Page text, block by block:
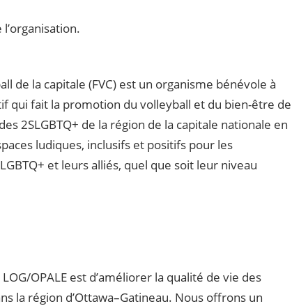
de la capitale (FVC) est un organisme bénévole à
qui fait la promotion du volleyball et du bien-être de
2SLGBTQ+ de la région de la capitale nationale en
ludiques, inclusifs et positifs pour les
et leurs alliés, quel que soit leur niveau
OPALE est d’améliorer la qualité de vie des
la région d’Ottawa–Gatineau. Nous offrons un